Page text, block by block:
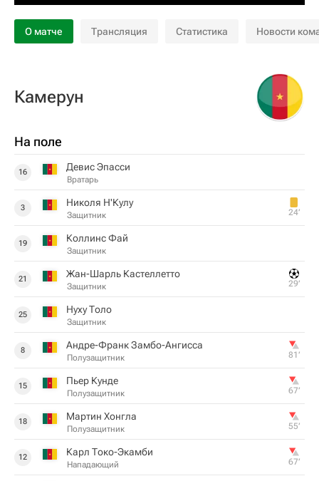
О матче Трансляция Статистика Новости
Камерун
На поле
16 Девис Эпасси
Вратарь
3 Николя Н'Кулу
Защитник 24‎’‎
19 Коллинс Фай
Защитник
21 Жан-Шарль Кастеллетто
Защитник 29‎’‎
25 Нуху Толо
Защитник
8 Андре-Франк Замбо-Ангисса
Полузащитник 81‎’‎
15 Пьер Кунде
Полузащитник 67‎’‎
18 Мартин Хонгла
Полузащитник 55‎’‎
12 Карл Токо-Экамби
Нападающий 67‎’‎